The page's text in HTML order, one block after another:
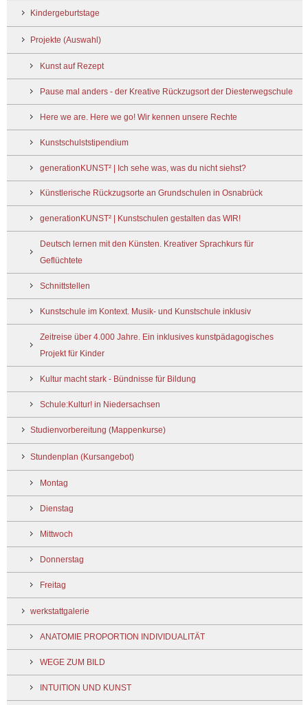
Kindergeburtstage
Projekte (Auswahl)
Kunst auf Rezept
Pause mal anders - der Kreative Rückzugsort der Diesterwegschule
Here we are. Here we go! Wir kennen unsere Rechte
Kunstschulststipendium
generationKUNST² | Ich sehe was, was du nicht siehst?
Künstlerische Rückzugsorte an Grundschulen in Osnabrück
generationKUNST² | Kunstschulen gestalten das WIR!
Deutsch lernen mit den Künsten. Kreativer Sprachkurs für
Geflüchtete
Schnittstellen
Kunstschule im Kontext. Musik- und Kunstschule inklusiv
Zeitreise über 4.000 Jahre. Ein inklusives kunstpädagogisches
Projekt für Kinder
Kultur macht stark - Bündnisse für Bildung
Schule:Kultur! in Niedersachsen
Studienvorbereitung (Mappenkurse)
Stundenplan (Kursangebot)
Montag
Dienstag
Mittwoch
Donnerstag
Freitag
werkstattgalerie
ANATOMIE PROPORTION INDIVIDUALITÄT
WEGE ZUM BILD
INTUITION UND KUNST